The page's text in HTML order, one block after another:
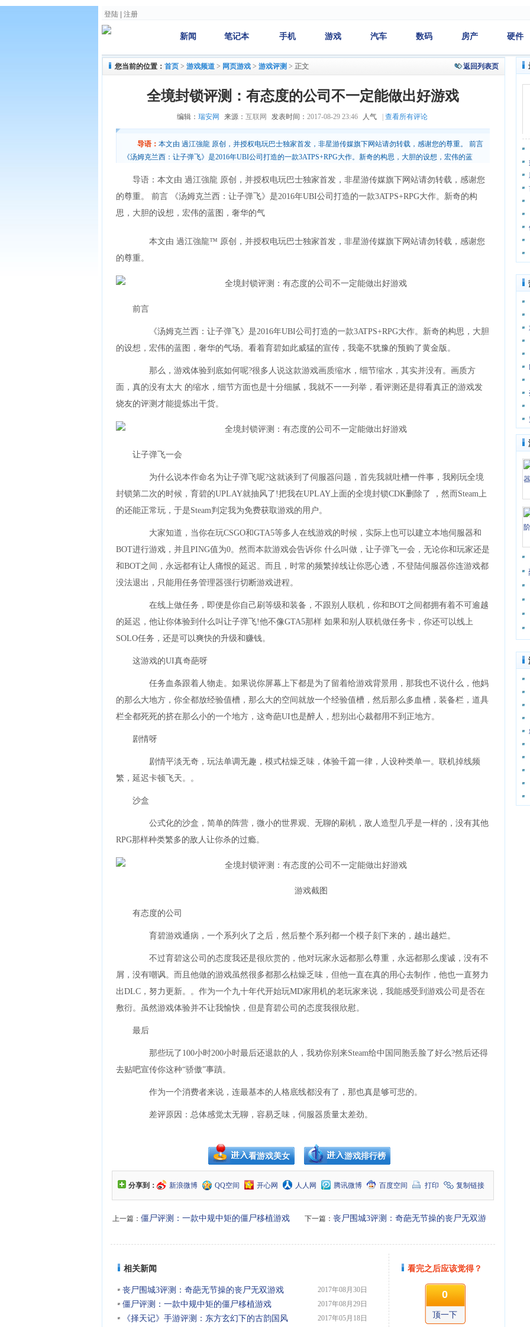
登陆 注册
新闻 笔记本 手机 游戏 汽车 数码 房产 硬件
您当前的位置： 首页 > 游戏频道 > 网页游戏 > 游戏评测 > 正文 返回列表页
全境封锁评测：有态度的公司不一定能做出好游戏
编辑： 瑞安网 来源： 互联网 发表时间： 2017-08-29 23:46 人气 查看所有评论
导语： 本文由 過江強龍 原创，并授权电玩巴士独家首发，非星游传媒旗下网站请勿转载，感谢您的尊重。 前言
《汤姆克兰西：让子弹飞》是2016年UBI公司打造的一款3ATPS+RPG大作。新奇的构思，大胆的设想，宏伟的蓝
导语：本文由 過江強龍 原创，并授权电玩巴士独家首发，非星游传媒旗下网站请勿转载，感谢您
的尊重。 前言 《汤姆克兰西：让子弹飞》是2016年UBI公司打造的一款3ATPS+RPG大作。新奇的构
思，大胆的设想，宏伟的蓝图，奢华的气
本文由 過江強龍™ 原创，并授权电玩巴士独家首发，非星游传媒旗下网站请勿转载，感谢您
的尊重。
前言
《汤姆克兰西：让子弹飞》是2016年UBI公司打造的一款3ATPS+RPG大作。新奇的构思，大胆
的设想，宏伟的蓝图，奢华的气场。看着育碧如此威猛的宣传，我毫不犹豫的预购了黄金版。
那么，游戏体验到底如何呢?很多人说这款游戏画质缩水，细节缩水，其实并没有。画质方
面，真的没有太大 的缩水，细节方面也是十分细腻，我就不一一列举，看评测还是得看真正的游戏发
烧友的评测才能提炼出干货。
让子弹飞一会
为什么说本作命名为让子弹飞呢?这就谈到了伺服器问题，首先我就吐槽一件事，我刚玩全境
封锁第二次的时候，育碧的UPLAY就抽风了!把我在UPLAY上面的全境封锁CDK删除了 ，然而Steam上
的还能正常玩，于是Steam判定我为免费获取游戏的用户。
大家知道，当你在玩CSGO和GTA5等多人在线游戏的时候，实际上也可以建立本地伺服器和
BOT进行游戏，并且PING值为0。然而本款游戏会告诉你 什么叫做，让子弹飞一会，无论你和玩家还是
和BOT之间，永远都有让人痛恨的延迟。而且，时常的频繁掉线让你恶心透，不登陆伺服器你连游戏都
没法退出，只能用任务管理器强行切断游戏进程。
在线上做任务，即便是你自己刷等级和装备，不跟别人联机，你和BOT之间都拥有着不可逾越
的延迟，他让你体验到什么叫让子弹飞!他不像GTA5那样 如果和别人联机做任务卡，你还可以线上
SOLO任务，还是可以爽快的升级和赚钱。
这游戏的UI真奇葩呀
任务血条跟着人物走。如果说你屏幕上下都是为了留着给游戏背景用，那我也不说什么，他妈
的那么大地方，你全都放经验值槽，那么大的空间就放一个经验值槽，然后那么多血槽，装备栏，道具
栏全都死死的挤在那么小的一个地方，这奇葩UI也是醉人，想别出心裁都用不到正地方。
剧情呀
剧情平淡无奇，玩法单调无趣，模式枯燥乏味，体验千篇一律，人设种类单一。联机掉线频
繁，延迟卡顿飞天。。
沙盒
公式化的沙盒，简单的阵营，微小的世界观、无聊的刷机，敌人造型几乎是一样的，没有其他
RPG那样种类繁多的敌人让你杀的过瘾。
游戏截图
有态度的公司
育碧游戏通病，一个系列火了之后，然后整个系列都一个模子刻下来的，越出越烂。
不过育碧这公司的态度我还是很欣赏的，他对玩家永远都那么尊重，永远都那么虔诚，没有不
屑，没有嘲讽。而且他做的游戏虽然很多都那么枯燥乏味，但他一直在真的用心去制作，他也一直努力
出DLC，努力更新。。作为一个九十年代开始玩MD家用机的老玩家来说，我能感受到游戏公司是否在
敷衍。虽然游戏体验并不让我愉快，但是育碧公司的态度我很欣慰。
最后
那些玩了100小时200小时最后还退款的人，我劝你别来Steam给中国同胞丢脸了好么?然后还得
去贴吧宣传你这种“骄傲”事蹟。
作为一个消费者来说，连最基本的人格底线都没有了，那也真是够可悲的。
差评原因：总体感觉太无聊，容易乏味，伺服器质量太差劲。
看游戏美女 游戏排行榜
分享到： 新浪微博 QQ空间 开心网 人人网 腾讯微博 百度空间 打印 复制链接
上一篇： 僵尸评测：一款中规中矩的僵尸移植游戏 下一篇： 丧尸围城3评测：奇葩无节操的丧尸无双游
相关新闻
丧尸围城3评测：奇葩无节操的丧尸无双游戏 2017年08月30日
僵尸评测：一款中规中矩的僵尸移植游戏 2017年08月29日
《择天记》手游评测：东方玄幻下的古韵国风 2017年05月18日
看完之后应该觉得？
0
顶一下